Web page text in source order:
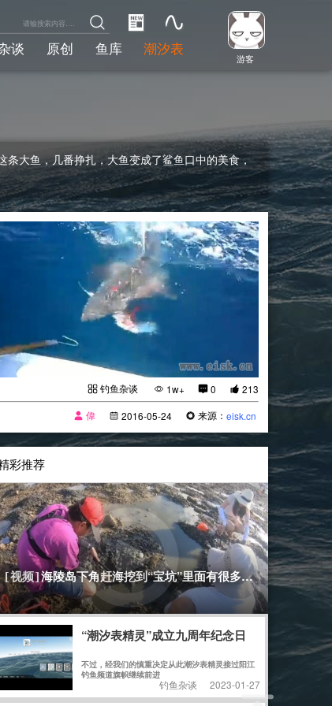
游客
谈 原创 鱼库 潮汐表
大鱼，几番挣扎，大鱼变成了鲨鱼口中的美食，
钓鱼杂谈 1w+ 0
213
偉
2016-05-24 来源：eisk.cn
彩推荐
海]
2020-07-20
[视频]海陵岛下角赶海挖到“宝坑”里面有很多沙螺
“潮汐表精灵”成立九周年纪念日
不过，经我们的慎重决定从此潮汐表精灵接过阳江
钓鱼频道旗帜继续前进
钓鱼杂谈 2023-01-27